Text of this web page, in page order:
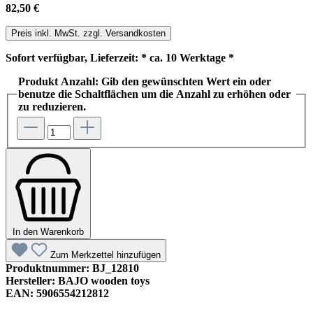
82,50 €
Preis inkl. MwSt. zzgl. Versandkosten
Sofort verfügbar, Lieferzeit: * ca. 10 Werktage *
Produkt Anzahl: Gib den gewünschten Wert ein oder
benutze die Schaltflächen um die Anzahl zu erhöhen oder
zu reduzieren.
In den Warenkorb
Zum Merkzettel hinzufügen
Produktnummer: BJ_12810
Hersteller: BAJO wooden toys
EAN: 5906554212812